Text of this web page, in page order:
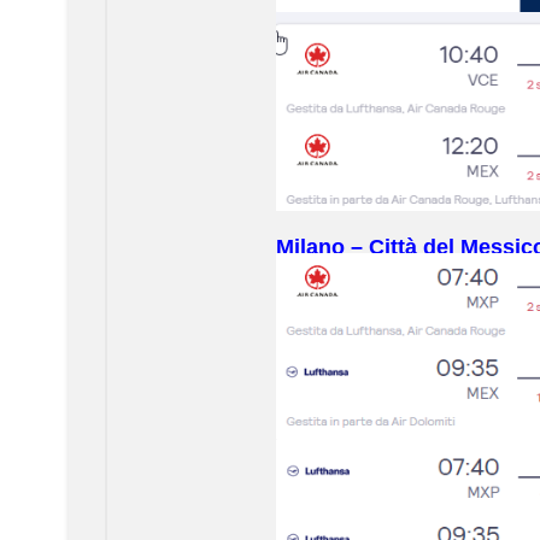
Milano – Città del